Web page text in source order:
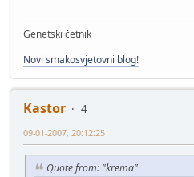
Genetski četnik
Novi smakosvjetovni blog!
Kastor
4
09-01-2007, 20:12:25
Quote from: "krema"